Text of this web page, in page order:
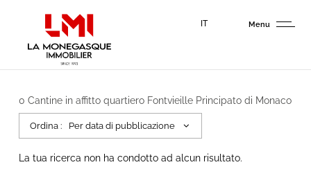
Menu
IT
0 Cantine in affitto quartiero Fontvieille Principato di Monaco
Ordina : Per data di pubblicazione
La tua ricerca non ha condotto ad alcun risultato.